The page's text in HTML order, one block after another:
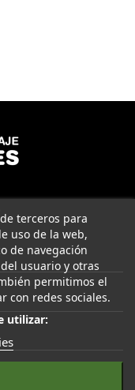
terceros para
uso de la web,
de navegación
usuario y otras
permitimos el
con redes sociales.
utilizar: